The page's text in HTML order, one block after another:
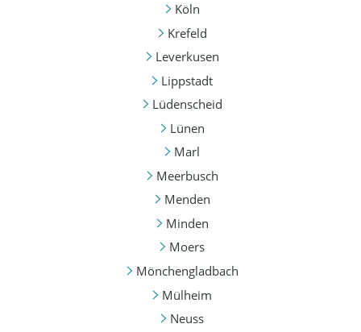
Köln
Krefeld
Leverkusen
Lippstadt
Lüdenscheid
Lünen
Marl
Meerbusch
Menden
Minden
Moers
Mönchengladbach
Mülheim
Neuss